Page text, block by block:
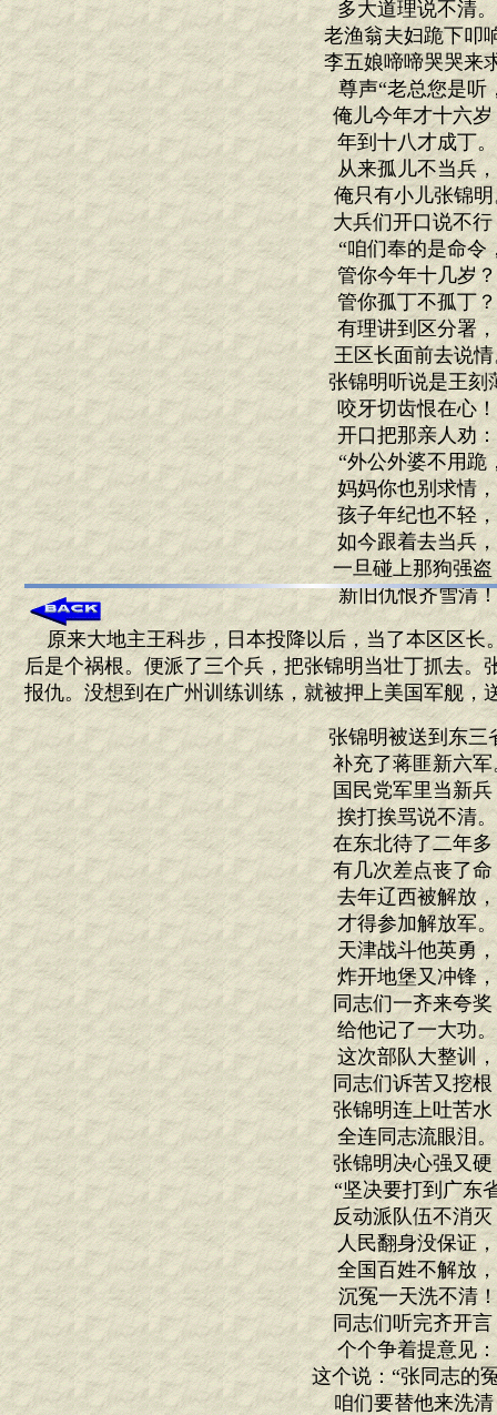
多大道理说不清
老渔翁夫妇跪下叩
李五娘啼啼哭哭来
尊声“老总您是听
俺儿今年才十六岁
年到十八才成丁
从来孤儿不当兵
俺只有小儿张锦明
大兵们开口说不行
“咱们奉的是命令
管你今年十几岁
管你孤丁不孤丁
有理讲到区分署
王区长面前去说情
张锦明听说是王刻
咬牙切齿恨在心
开口把那亲人劝
“外公外婆不用跪
妈妈你也别求情
孩子年纪也不轻
如今跟着去当兵
一旦碰上那狗强盗
新旧仇恨齐雪清
原来大地主王科步，日本投降以后，当了本区区长
后是个祸根。便派了三个兵，把张锦明当壮丁抓去。
报仇。没想到在广州训练训练，就被押上美国军舰，
张锦明被送到东三
补充了蒋匪新六军
国民党军里当新兵
挨打挨骂说不清
在东北待了二年多
有几次差点丧了命
去年辽西被解放
才得参加解放军
天津战斗他英勇
炸开地堡又冲锋
同志们一齐来夸奖
给他记了一大功
这次部队大整训
同志们诉苦又挖根
张锦明连上吐苦水
全连同志流眼泪
张锦明决心强又硬
“坚决要打到广东
反动派队伍不消灭
人民翻身没保证
全国百姓不解放
沉冤一天洗不清
同志们听完齐开言
个个争着提意见
这个说：“张同志的冤
咱们要替他来洗清